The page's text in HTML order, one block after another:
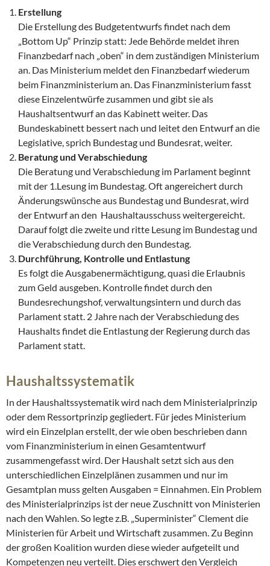
Erstellung
Die Erstellung des Budgetentwurfs findet nach dem
„Bottom Up“ Prinzip statt: Jede Behörde meldet ihren
Finanzbedarf nach „oben“ in dem zuständigen Ministerium
an. Das Ministerium meldet den Finanzbedarf wiederum
beim Finanzministerium an. Das Finanzministerium fasst
diese Einzelentwürfe zusammen und gibt sie als
Haushaltsentwurf an das Kabinett weiter. Das
Bundeskabinett bessert nach und leitet den Entwurf an die
Legislative, sprich Bundestag und Bundesrat, weiter.
Beratung und Verabschiedung
Die Beratung und Verabschiedung im Parlament beginnt
mit der 1.Lesung im Bundestag. Oft angereichert durch
Änderungswünsche aus Bundestag und Bundesrat, wird
der Entwurf an den Haushaltausschuss weitergereicht.
Darauf folgt die zweite und ritte Lesung im Bundestag und
die Verabschiedung durch den Bundestag.
Durchführung, Kontrolle und Entlastung
Es folgt die Ausgabenermächtigung, quasi die Erlaubnis
zum Geld ausgeben. Kontrolle findet durch den
Bundesrechungshof, verwaltungsintern und durch das
Parlament statt. 2 Jahre nach der Verabschiedung des
Haushalts findet die Entlastung der Regierung durch das
Parlament statt.
Haushaltssystematik
In der Haushaltssystematik wird nach dem Ministerialprinzip
oder dem Ressortprinzip gegliedert. Für jedes Ministerium
wird ein Einzelplan erstellt, der wie oben beschrieben dann
vom Finanzministerium in einen Gesamtentwurf
zusammengefasst wird. Der Haushalt setzt sich aus den
unterschiedlichen Einzelplänen zusammen und nur im
Gesamtplan muss gelten Ausgaben = Einnahmen. Ein Problem
des Ministerialprinzips ist der neue Zuschnitt von Ministerien
nach den Wahlen. So legte z.B. „Superminister“ Clement die
Ministerien für Arbeit und Wirtschaft zusammen. Zu Beginn
der großen Koalition wurden diese wieder aufgeteilt und
Kompetenzen neu verteilt. Dies erschwert den Vergleich